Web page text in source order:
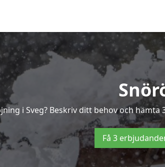
i Sveg? Beskriv ditt behov och
Få 3